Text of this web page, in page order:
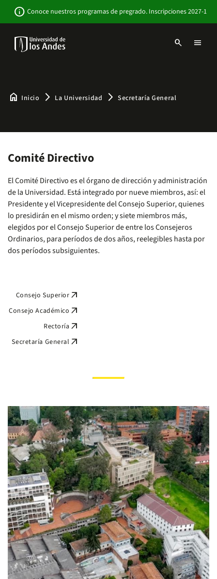
contenido
info Conoce nuestros programas de pregrado. Inscripciones 2027-1
search menu
home Inicio arrow_forward_ios La Universidad arrow_forward_ios Secretaría General
Comité Directivo
El Comité Directivo es el órgano de dirección y administración
de la Universidad. Está integrado por nueve miembros, así: el
Presidente y el Vicepresidente del Consejo Superior, quienes
lo presidirán en el mismo orden; y siete miembros más,
elegidos por el Consejo Superior de entre los Consejeros
Ordinarios, para períodos de dos años, reelegibles hasta por
dos períodos subsiguientes.
Consejo Superior arrow_outward
Consejo Académico arrow_outward
Rectoría arrow_outward
Secretaría General arrow_outward